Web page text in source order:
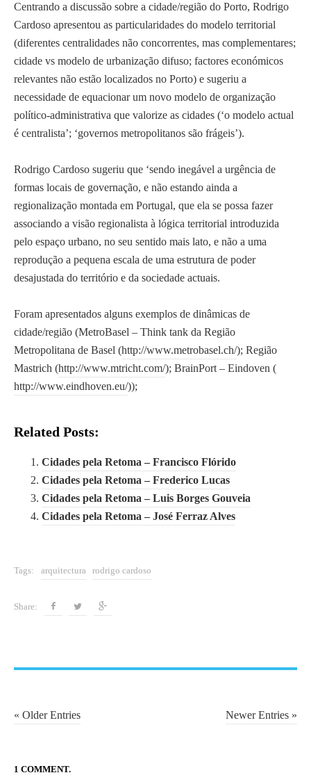
Representantes do Porto
SEPG Europe
Talks 2.0
Universidade Lusófona Porto
O Porto em Conversaon Facebook
BLOGROLL
A Baixa do Porto
A Cidade Surpreendente
Campo Aberto
JornalismoPortoNet
Copyright © 2026
O Porto Em Conversa
o
b
r
e
a
r
e
g
ã
o
e
o
c
a
s
o
n
a
l
m
n
l
g
Centrando a discussão sobre a cidade/região do Porto, Rodrigo
Cardoso apresentou as particularidades do modelo territorial
(diferentes centralidades não concorrentes, mas complementares;
cidade vs modelo de urbanização difuso; factores económicos
relevantes não estão localizados no Porto) e sugeriu a
necessidade de equacionar um novo modelo de organização
político-administrativa que valorize as cidades (‘o modelo actual
é centralista’; ‘governos metropolitanos são frágeis’).
Rodrigo Cardoso sugeriu que ‘sendo inegável a urgência de
formas locais de governação, e não estando ainda a
regionalização montada em Portugal, que ela se possa fazer
associando a visão regionalista à lógica territorial introduzida
pelo espaço urbano, no seu sentido mais lato, e não a uma
reprodução a pequena escala de uma estrutura de poder
desajustada do território e da sociedade actuais.
Foram apresentados alguns exemplos de dinâmicas de
cidade/região (MetroBasel – Think tank da Região
Metropolitana de Basel (http://www.metrobasel.ch/); Região
Mastrich (http://www.mtricht.com/); BrainPort – Eindoven (
http://www.eindhoven.eu/));
Related Posts:
Cidades pela Retoma – Francisco Flórido
Cidades pela Retoma – Frederico Lucas
Cidades pela Retoma – Luis Borges Gouveia
Cidades pela Retoma – José Ferraz Alves
Tags: arquitectura rodrigo cardoso
Share:
P
t
« Older Entries Newer Entries »
1 COMMENT.